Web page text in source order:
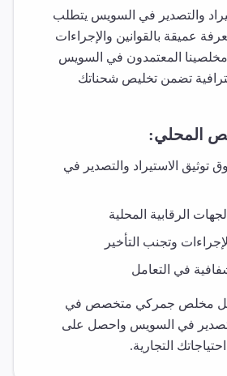
والتصدير في السويس يتطلب
عميقة بالقوانين والإجراءات
مخلصينا المعتمدون في السويس
تضمن تخليص شحناتك
المحلي:
توثيق الاستيراد والتصدير في
الرقابية المحلية
وتجنب التأخير
في التعامل
مخلص جمركي متخصص في
في السويس واحصل على
التجارية.